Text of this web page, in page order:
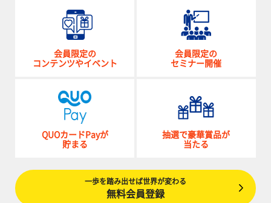
会員限定の
コンテンツやイベント
会員限定の
セミナー開催
QUOカードPayが
貯まる
抽選で豪華賞品が
当たる
一歩を踏み出せば世界が変わる
無料会員登録